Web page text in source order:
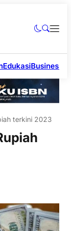
EdukasiBusiness
terkini 2023